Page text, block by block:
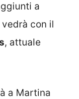
a
vedrà con il
, attuale
a Martina